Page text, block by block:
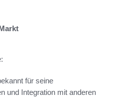
für seine
und Integration mit anderen